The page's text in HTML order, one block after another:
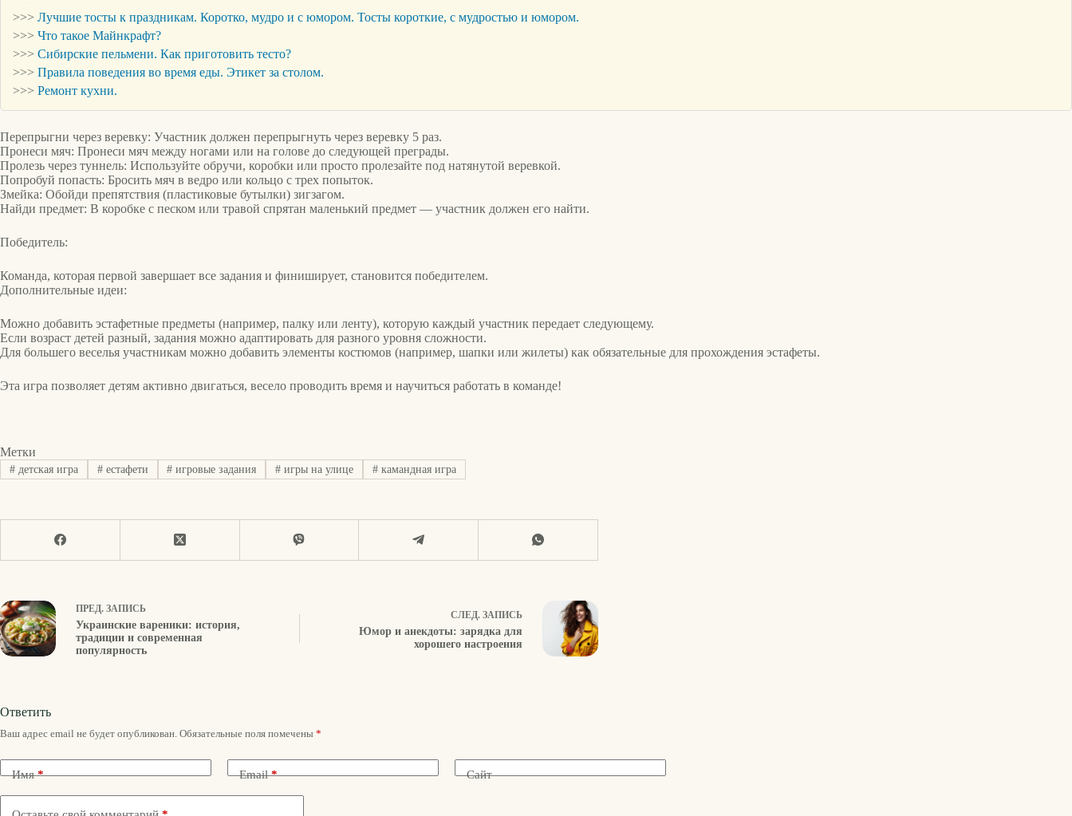
>>> Лучшие тосты к праздникам. Коротко, мудро и с юмором. Тосты короткие, с мудростью и юмором.
>>> Что такое Майнкрафт?
>>> Сибирские пельмени. Как приготовить тесто?
>>> Правила поведения во время еды. Этикет за столом.
>>> Ремонт кухни.
Перепрыгни через веревку: Участник должен перепрыгнуть через веревку 5 раз.
Пронеси мяч: Пронеси мяч между ногами или на голове до следующей преграды.
Пролезь через туннель: Используйте обручи, коробки или просто пролезайте под натянутой веревкой.
Попробуй попасть: Бросить мяч в ведро или кольцо с трех попыток.
Змейка: Обойди препятствия (пластиковые бутылки) зигзагом.
Найди предмет: В коробке с песком или травой спрятан маленький предмет — участник должен его найти.
Победитель:
Команда, которая первой завершает все задания и финиширует, становится победителем.
Дополнительные идеи:
Можно добавить эстафетные предметы (например, палку или ленту), которую каждый участник передает следующему.
Если возраст детей разный, задания можно адаптировать для разного уровня сложности.
Для большего веселья участникам можно добавить элементы костюмов (например, шапки или жилеты) как обязательные для прохождения эстафеты.
Эта игра позволяет детям активно двигаться, весело проводить время и научиться работать в команде!
Метки
#детская игра #естафети # игровые задания # игры на улице # камандная игра
ПРЕД. ЗАПИСЬ
Украинские вареники: история,
традиции и современная
популярность
СЛЕД. ЗАПИСЬ
Юмор и анекдоты: зарядка для
хорошего настроения
Ответить
Ваш адрес email не будет опубликован. Обязательные поля помечены *
Имя* Email* Сайт